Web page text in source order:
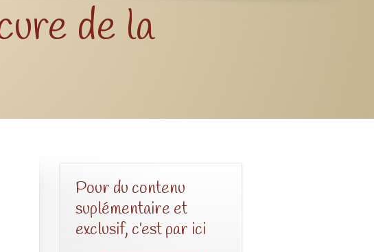
de la
Pour du contenu
suplémentaire et
exclusif, c’est par ici